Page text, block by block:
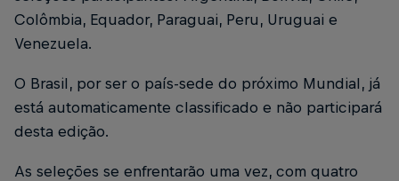
Colômbia, Equador, Paraguai, Peru, Uruguai e
Venezuela.
O Brasil, por ser o país-sede do próximo Mundial, já
está automaticamente classificado e não participará
desta edição.
As seleções se enfrentarão uma vez, com quatro